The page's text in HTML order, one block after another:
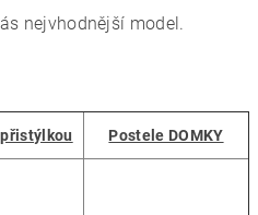
nejvhodnější model.
Postele DOMKY